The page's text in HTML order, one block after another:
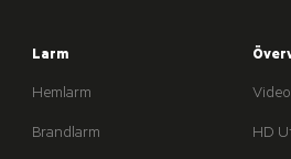
Larm
Hemlarm
Brandlarm HD